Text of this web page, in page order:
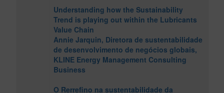
Understanding how the Sustainability
Trend is playing out within the Lubricants
Value Chain
Annie Jarquin, Diretora de sustentabilidade
de desenvolvimento de negócios globais,
KLINE Energy Management Consulting
Business
O Rerrefino na sustentabilidade da